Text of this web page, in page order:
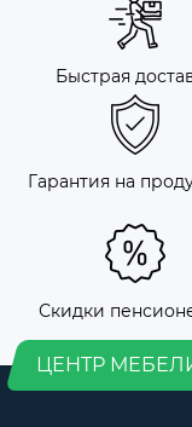
Быстрая
Гарантия на
Скидки
ЦЕНТР